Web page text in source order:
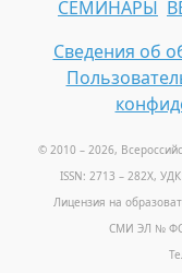
СЕМИНАРЫ
Сведения об
© 2010 – 2026,
ISSN: 2713 – 282X,
Лицензия на
СМИ ЭЛ № ФС